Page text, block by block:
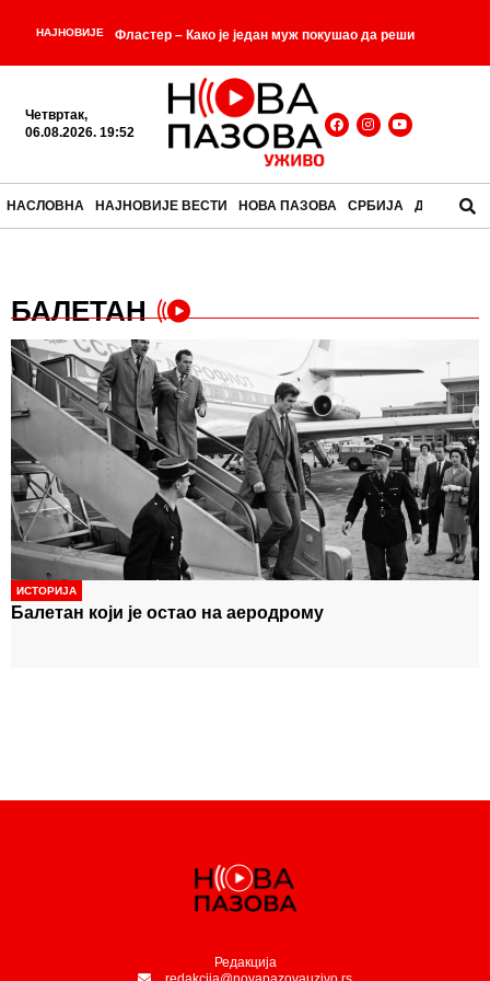
НАЈНОВИЈЕ Фластер – Како је један муж покушао да реши
проблем у кухињи, а добио предмет који данас
готово нико не примећује? - Пластична кеса чаја је
мушкарац преминуо на базену на Кошутњаку
Можда ипак нисмо сами? Краве имају најбоље
пријатељице -
Четвртак,
06.08.2026. 19:52
НАСЛОВНА НАЈНОВИЈЕ ВЕСТИ НОВА ПАЗОВА СРБИЈА ДРУШТВО
БАЛЕТАН
ИСТОРИЈА
Балетан који је остао на аеродрому
Редакција